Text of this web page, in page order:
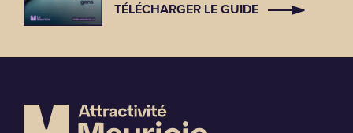
TÉLÉCHARGER LE GUIDE